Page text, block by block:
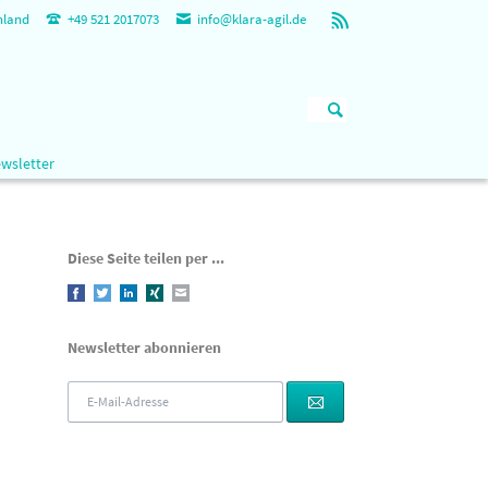
+49 521 2017073 info@klara-agil.de
überspringen
Diese Seite teilen per ...
FacebookTwitterLinkedIn
Xing
Newsletter abonnieren